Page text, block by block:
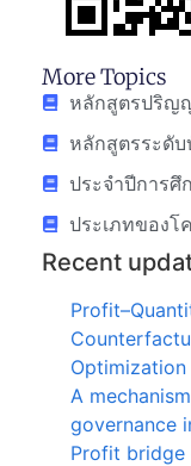
More Topics
หลักสูตรปริญ
หลักสูตรระดั
ประจำปีการศึ
ประเภทของโ
Recent
Optimization
A
governance
Profit